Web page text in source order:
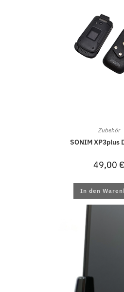
Zubehör
SONIM XP3plus
49,00 €
In den